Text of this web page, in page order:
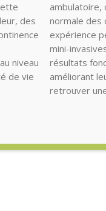
des
niveau
de vie
ambulatoire,
normale des
expérience
mini-
résultats
améliorant
retrouver